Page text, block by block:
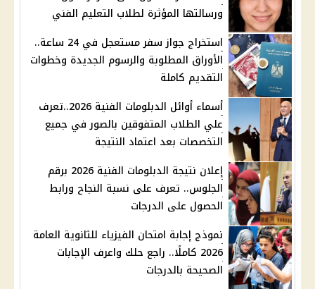
ورسالتها المؤثرة لطلاب التعليم الفني
استخراج جواز سفر مستعجل في 24 ساعة..
الأوراق المطلوبة والرسوم الجديدة وخطوات
التقديم كاملة
أسماء أوائل الدبلومات الفنية 2026..تعرف
علي الطلاب المتفوقين بالصور في جميع
التخصصات بعد اعتماد النتيجة
إعلان نتيجة الدبلومات الفنية 2026 برقم
الجلوس.. تعرف على نسبة النجاح ورابط
الحصول على الدرجات
نموذج إجابة امتحان الفيزياء للثانوية العامة
2026 كاملًا.. راجع حلك واعرف الإجابات
الصحيحة بالدرجات